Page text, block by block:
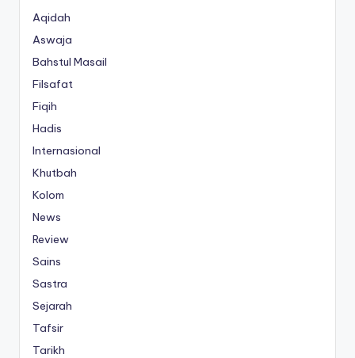
Aqidah
Aswaja
Bahstul Masail
Filsafat
Fiqih
Hadis
Internasional
Khutbah
Kolom
News
Review
Sains
Sastra
Sejarah
Tafsir
Tarikh